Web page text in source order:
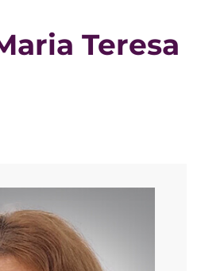
Teresa